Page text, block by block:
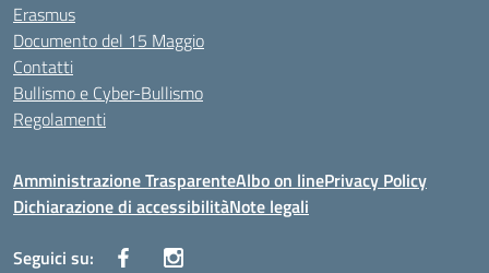
Erasmus
Documento del 15 Maggio
Contatti
Bullismo e Cyber-Bullismo
Regolamenti
Amministrazione TrasparenteAlbo on linePrivacy Policy
Dichiarazione di accessibilitàNote legali
Seguici su: